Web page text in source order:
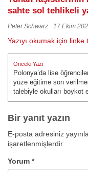
sahte sol tehlikeli
Peter Schwarz 17 Ekim
Yazıyı okumak için linke
Yazı
gezinmesi
Önceki Yazı
Önceki Yazı:
Polonya’da lise
yüze eğitime son
talebiyle okulları boykot
Bir yanıt yazın
E-posta adresiniz
işaretlenmişlerdir
Yorum *